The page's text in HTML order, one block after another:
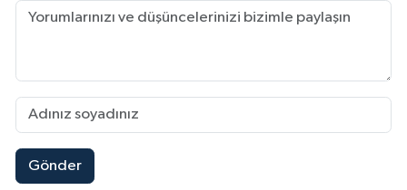
Gönder
22:09 |Kahramanmaraş'ın Tarihi Mirası İçin Ankara'da